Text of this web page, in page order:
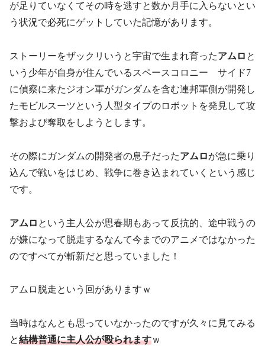
が足りていなくてその時を逃すと数か月手に入らないとい
う状況で必死にゲットしていた記憶があります。
ストーリーをザックリいうと宇宙で生まれ育ったアムロ と
いう少年が自身が住んでいるスペースコロニー サイド7
に偵察に来たジオン軍がガンダムを含む連邦軍側が開発し
たモビルスーツという人型タイプのロボットを発見して攻
撃および奪取をしようとします。
その際にガンダムの開発者の息子だったアムロが急に乗り
込んで戦いをはじめ、戦争に巻き込まれていくという感じ
です。
アムロ という主人公が思春期もあって反抗的、途中戦うの
が嫌になって脱走するなんて今までのアニメではなかった
のですべてが斬新だと思っていました！
アムロ脱走という回がありますｗ
当時はなんとも思っていなかったのですが久々に見てみる
と結構普通に主人公が殴られますｗ